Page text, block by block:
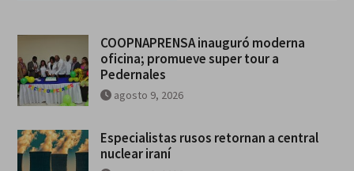
COOPNAPRENSA inauguró moderna
oficina; promueve super tour a
Pedernales
agosto 9, 2026
Especialistas rusos retornan a central
nuclear iraní